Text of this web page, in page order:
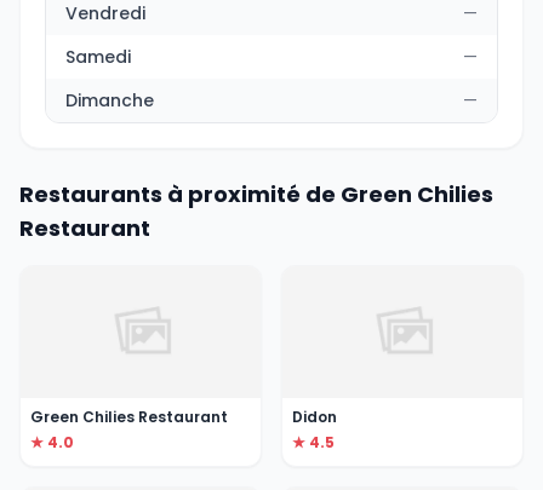
Vendredi
—
Samedi
—
Dimanche
—
Restaurants à proximité de Green Chilies
Restaurant
Green Chilies Restaurant
★ 4.0
Didon
★ 4.5